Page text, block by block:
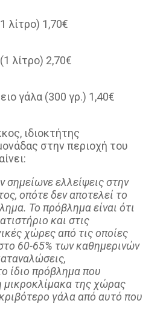
(1 λίτρο) 1,70€
(1 λίτρο) 2,70€
γάλα (300 γρ.) 1,40€
ιδιοκτήτης
στην περιοχή του
σημείωνε ελλείψεις στην
οπότε δεν αποτελεί το
Το πρόβλημα είναι ότι
και στις
χώρες από τις οποίες
60-65% των καθημερινών
ίδιο πρόβλημα που
μικροκλίμακα της χώρας
γάλα από αυτό που